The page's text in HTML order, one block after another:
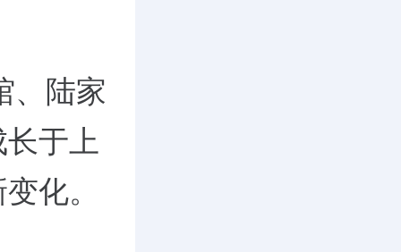
、陆家
于上
化。